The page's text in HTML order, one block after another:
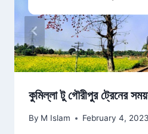
কুমিল্লা টু গৌরীপুর ট্রেনের
By M Islam February 4, 2023